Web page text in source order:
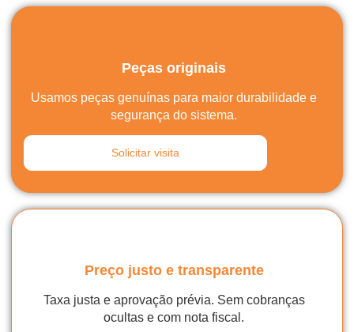
Peças originais
Usamos peças genuínas para maior durabilidade e
segurança do sistema.
Solicitar visita
Preço justo e transparente
Taxa justa e aprovação prévia. Sem cobranças
ocultas e com nota fiscal.